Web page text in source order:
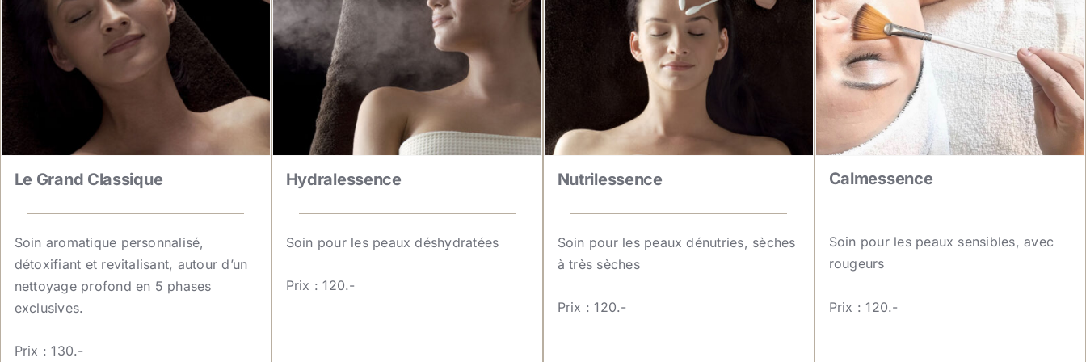
Le Grand Classique
Soin aromatique personnalisé,
détoxifiant et revitalisant, autour d’un
nettoyage profond en 5 phases
exclusives.
Prix : 130.-
Hydralessence
Soin pour les peaux déshydratées
Prix : 120.-
Nutrilessence
Soin pour les peaux dénutries, sèches
à très sèches
Prix : 120.-
Calmessence
Soin pour les peaux sensibles, avec
rougeurs
Prix : 120.-